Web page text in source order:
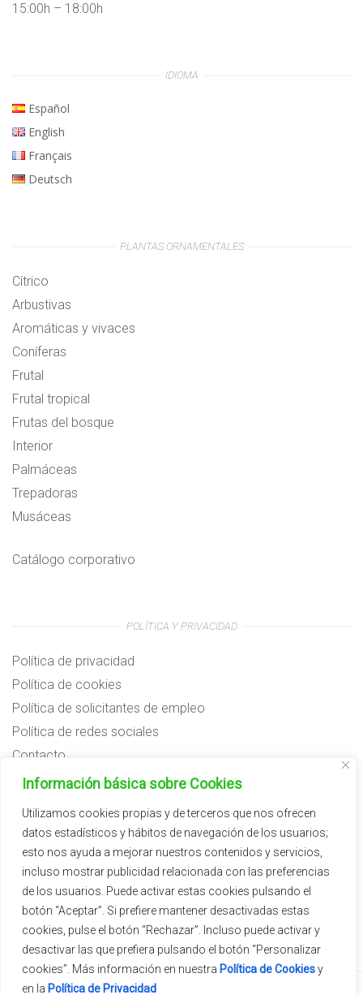
Información básica sobre Cookies
Utilizamos cookies propias y de terceros que nos ofrecen
datos estadísticos y hábitos de navegación de los usuarios;
esto nos ayuda a mejorar nuestros contenidos y servicios,
incluso mostrar publicidad relacionada con las preferencias
de los usuarios. Puede activar estas cookies pulsando el
botón “Aceptar”. Si prefiere mantener desactivadas estas
cookies, pulse el botón “Rechazar”. Incluso puede activar y
desactivar las que prefiera pulsando el botón “Personalizar
cookies”. Más información en nuestra Política de Cookiesy
en la Política de Privacidad
15:00h – 18:00h
IDIOMA
Español
English
Français
Deutsch
PLANTAS ORNAMENTALES
Cítrico
Arbustivas
Aromáticas y vivaces
Coníferas
Frutal
Frutal tropical
Frutas del bosque
Interior
Palmáceas
Trepadoras
Musáceas
Catálogo corporativo
POLÍTICA Y PRIVACIDAD
Política de privacidad
Política de cookies
Política de solicitantes de empleo
Política de redes sociales
Contacto
Preguntas frecuentes
Subvenciones